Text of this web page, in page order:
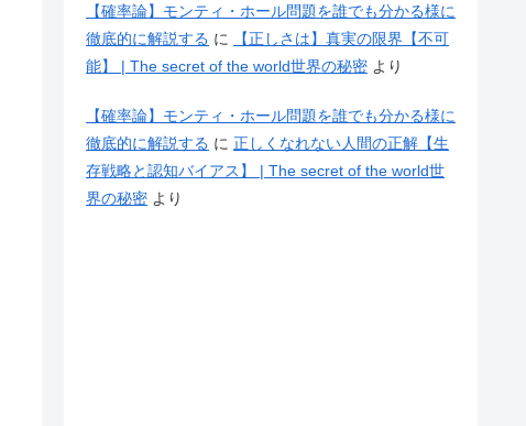
【確率論】モンティ・ホール問題を誰でも分かる様に
徹底的に解説する に
【正しさは】真実の限界【不可
能】 | The secret of the world世界の秘密 より
【確率論】モンティ・ホール問題を誰でも分かる様に
徹底的に解説する に 正しくなれない人間の正解【生
存戦略と認知バイアス】 | The secret of the world世
界の秘密 より